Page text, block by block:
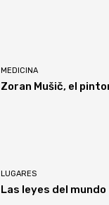
MEDICINA
Zoran Mušič, el
LUGARES
Las leyes del mundo